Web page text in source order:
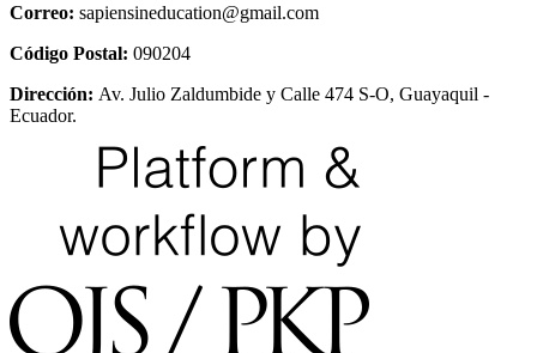
Correo: sapiensineducation@gmail.com
Código Postal: 090204
Dirección: Av. Julio Zaldumbide y Calle 474 S-O, Guayaquil -
Ecuador.